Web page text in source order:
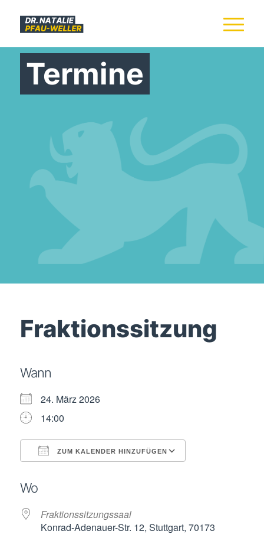
Termine
Fraktionssitzung
Wann
24. März 2026
14:00
ZUM KALENDER HINZUFÜGEN
Wo
Fraktionssitzungssaal
Konrad-Adenauer-Str. 12, Stuttgart, 70173